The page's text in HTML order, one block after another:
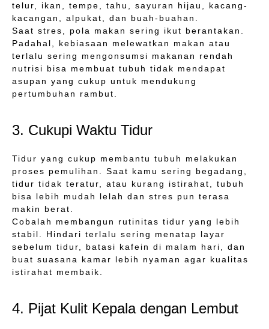
telur, ikan, tempe, tahu, sayuran hijau, kacang-
kacangan, alpukat, dan buah-buahan.
Saat stres, pola makan sering ikut berantakan.
Padahal, kebiasaan melewatkan makan atau
terlalu sering mengonsumsi makanan rendah
nutrisi bisa membuat tubuh tidak mendapat
asupan yang cukup untuk mendukung
pertumbuhan rambut.
3. Cukupi Waktu Tidur
Tidur yang cukup membantu tubuh melakukan
proses pemulihan. Saat kamu sering begadang,
tidur tidak teratur, atau kurang istirahat, tubuh
bisa lebih mudah lelah dan stres pun terasa
makin berat.
Cobalah membangun rutinitas tidur yang lebih
stabil. Hindari terlalu sering menatap layar
sebelum tidur, batasi kafein di malam hari, dan
buat suasana kamar lebih nyaman agar kualitas
istirahat membaik.
4. Pijat Kulit Kepala dengan Lembut